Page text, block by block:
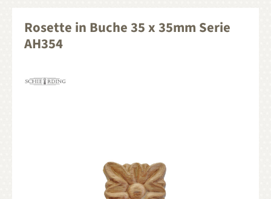
Rosette in Buche 35 x 35mm Serie
AH354